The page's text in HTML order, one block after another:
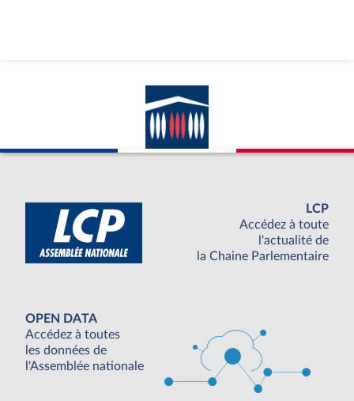
LCP
Accédez à toute
l'actualité de
la Chaine Parlementaire
OPEN DATA
Accédez à toutes
les données de
l'Assemblée nationale